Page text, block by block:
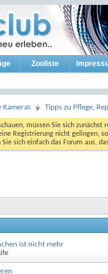
Zooliste
Kameras Tipps zu Pflege,
müssen Sie sich zunächst
Registrierung nicht gelingen,
Sie sich einfach das Forum aus,
ist nicht mehr